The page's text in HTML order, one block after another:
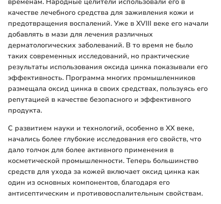
качестве лечебного средства для заживления кожи и
предотвращения воспалений. Уже в XVIII веке его начали
добавлять в мази для лечения различных
дерматологических заболеваний. В то время не было
таких современных исследований, но практические
результаты использования оксида цинка показывали его
эффективность. Программа многих промышленников
размещала оксид цинка в своих средствах, пользуясь его
репутацией в качестве безопасного и эффективного
продукта.
С развитием науки и технологий, особенно в XX веке,
начались более глубокие исследования его свойств, что
дало толчок для более активного применения в
косметической промышленности. Теперь большинство
средств для ухода за кожей включает оксид цинка как
один из основных компонентов, благодаря его
антисептическим и противовоспалительным свойствам.